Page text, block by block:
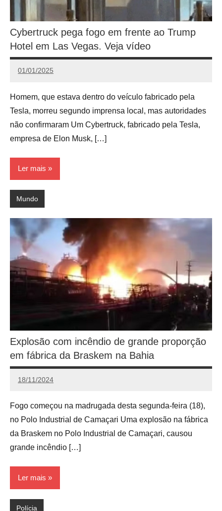
Cybertruck pega fogo em frente ao Trump
Hotel em Las Vegas. Veja vídeo
01/01/2025
Calango
Homem, que estava dentro do veículo fabricado pela
Tesla, morreu segundo imprensa local, mas autoridades
não confirmaram Um Cybertruck, fabricado pela Tesla,
empresa de Elon Musk, […]
Ler mais
Mundo
Explosão com incêndio de grande proporção
em fábrica da Braskem na Bahia
18/11/2024
Calango
Fogo começou na madrugada desta segunda-feira (18),
no Polo Industrial de Camaçari Uma explosão na fábrica
da Braskem no Polo Industrial de Camaçari, causou
grande incêndio […]
Ler mais
Polícia